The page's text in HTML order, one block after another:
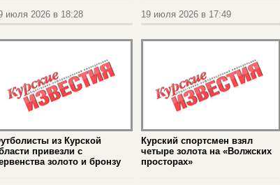
июля 2026 в 18:28 19 июля 2026 в 17:49
из Курской
привезли с
золото и бронзу
Курский спортсмен взял
четыре золота на «Волжских
просторах»